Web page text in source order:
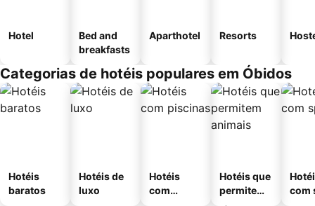
Hotel
Bed and
breakfasts
Aparthotel Resorts
Categorias de hotéis populares em Óbidos
Hotéis
baratos
Hotéis de
luxo
Hotéis
com
Hotéis que
permitem
com